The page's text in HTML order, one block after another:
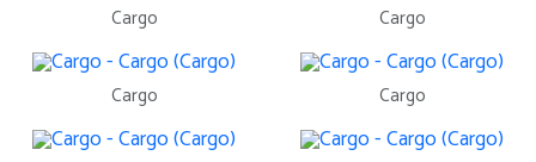
Cargo Cargo
Cargo Cargo